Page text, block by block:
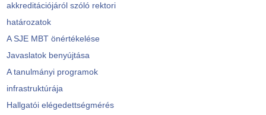
akkreditációjáról szóló rektori
határozatok
A SJE MBT önértékelése
Javaslatok benyújtása
A tanulmányi programok
infrastruktúrája
Hallgatói elégedettségmérés